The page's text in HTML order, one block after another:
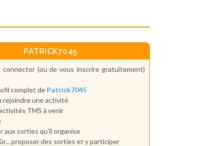
PATRICK7045
connecter (ou de vous inscrire gratuitement)
complet de Patrick7045
rejoindre une activité
TMS à venir
aux sorties qu'il organise
proposer des sorties et y participer